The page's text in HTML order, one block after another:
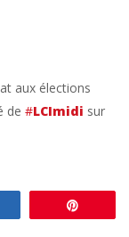
aux élections
de #LCImidi sur